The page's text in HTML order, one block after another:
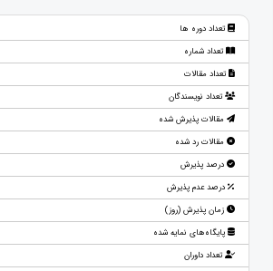
تعداد دوره ها
تعداد شماره
تعداد مقالات
تعداد نویسندگان
مقالات پذیرش شده
مقالات رد شده
درصد پذیرش
درصد عدم پذیرش
زمان پذیرش (روز)
پایگاه‌های نمایه شده
تعداد داوران